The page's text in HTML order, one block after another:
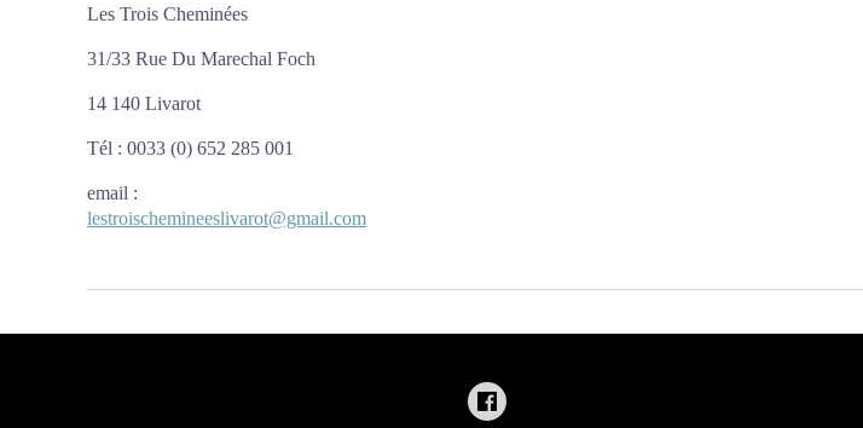
Les Trois Cheminées
31/33 Rue Du Marechal Foch
14 140 Livarot
Tél : 0033 (0) 652 285 001
email :
lestroischemineeslivarot@gmail.com